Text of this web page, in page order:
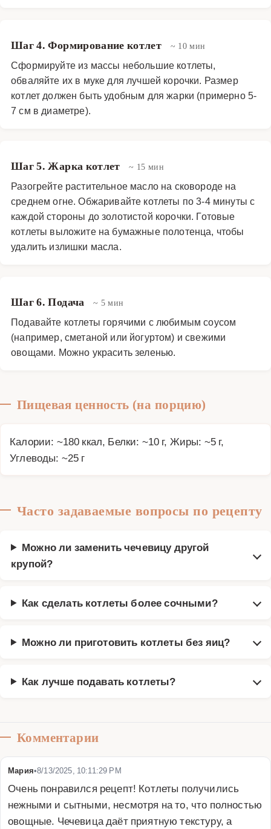
Шаг 4. Формирование котлет ~ 10 мин
Сформируйте из массы небольшие котлеты,
обваляйте их в муке для лучшей корочки. Размер
котлет должен быть удобным для жарки (примерно 5-
7 см в диаметре).
Шаг 5. Жарка котлет ~ 15 мин
Разогрейте растительное масло на сковороде на
среднем огне. Обжаривайте котлеты по 3-4 минуты с
каждой стороны до золотистой корочки. Готовые
котлеты выложите на бумажные полотенца, чтобы
удалить излишки масла.
Шаг 6. Подача ~ 5 мин
Подавайте котлеты горячими с любимым соусом
(например, сметаной или йогуртом) и свежими
овощами. Можно украсить зеленью.
Пищевая ценность (на порцию)
Калории: ~180 ккал, Белки: ~10 г, Жиры: ~5 г,
Углеводы: ~25 г
Часто задаваемые вопросы по рецепту
Можно ли заменить чечевицу другой
крупой?
Как сделать котлеты более сочными?
Можно ли приготовить котлеты без яиц?
Как лучше подавать котлеты?
Комментарии
Мария•8/13/2025, 10:11:29 PM
Очень понравился рецепт! Котлеты получились
нежными и сытными, несмотря на то, что полностью
овощные. Чечевица даёт приятную текстуру, а